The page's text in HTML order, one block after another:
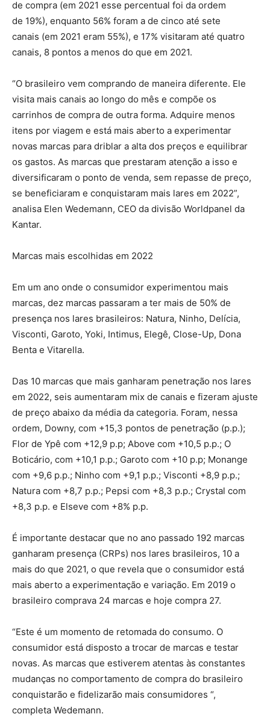
de compra (em 2021 esse percentual foi da ordem
de 19%), enquanto 56% foram a de cinco até sete
canais (em 2021 eram 55%), e 17% visitaram até quatro
canais, 8 pontos a menos do que em 2021.
“O brasileiro vem comprando de maneira diferente. Ele
visita mais canais ao longo do mês e compõe os
carrinhos de compra de outra forma. Adquire menos
itens por viagem e está mais aberto a experimentar
novas marcas para driblar a alta dos preços e equilibrar
os gastos. As marcas que prestaram atenção a isso e
diversificaram o ponto de venda, sem repasse de preço,
se beneficiaram e conquistaram mais lares em 2022”,
analisa Elen Wedemann, CEO da divisão Worldpanel da
Kantar.
Marcas mais escolhidas em 2022
Em um ano onde o consumidor experimentou mais
marcas, dez marcas passaram a ter mais de 50% de
presença nos lares brasileiros: Natura, Ninho, Delícia,
Visconti, Garoto, Yoki, Intimus, Elegê, Close-Up, Dona
Benta e Vitarella.
Das 10 marcas que mais ganharam penetração nos lares
em 2022, seis aumentaram mix de canais e fizeram ajuste
de preço abaixo da média da categoria. Foram, nessa
ordem, Downy, com +15,3 pontos de penetração (p.p.);
Flor de Ypê com +12,9 p.p; Above com +10,5 p.p.; O
Boticário, com +10,1 p.p.; Garoto com +10 p.p; Monange
com +9,6 p.p.; Ninho com +9,1 p.p.; Visconti +8,9 p.p.;
Natura com +8,7 p.p.; Pepsi com +8,3 p.p.; Crystal com
+8,3 p.p. e Elseve com +8% p.p.
É importante destacar que no ano passado 192 marcas
ganharam presença (CRPs) nos lares brasileiros, 10 a
mais do que 2021, o que revela que o consumidor está
mais aberto a experimentação e variação. Em 2019 o
brasileiro comprava 24 marcas e hoje compra 27.
“Este é um momento de retomada do consumo. O
consumidor está disposto a trocar de marcas e testar
novas. As marcas que estiverem atentas às constantes
mudanças no comportamento de compra do brasileiro
conquistarão e fidelizarão mais consumidores “,
completa Wedemann.